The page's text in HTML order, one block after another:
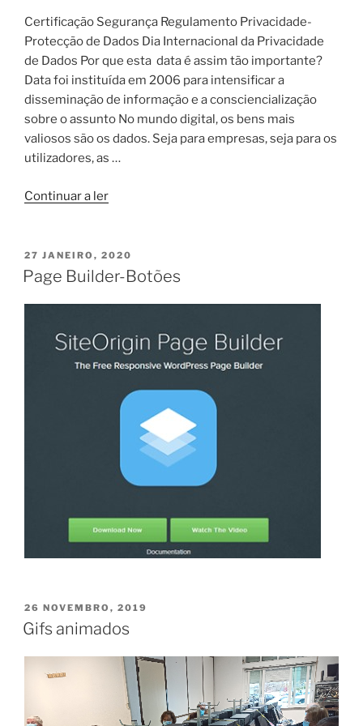
Certificação Segurança Regulamento Privacidade-
Protecção de Dados Dia Internacional da Privacidade
de Dados Por que esta data é assim tão importante?
Data foi instituída em 2006 para intensificar a
disseminação de informação e a consciencialização
sobre o assunto No mundo digital, os bens mais
valiosos são os dados. Seja para empresas, seja para os
utilizadores, as …
Continuar a ler“Page
prática”
PUBLICADO
EM
27 JANEIRO, 2020
Page Builder-Botões
PUBLICADO
EM
26 NOVEMBRO, 2019
Gifs animados